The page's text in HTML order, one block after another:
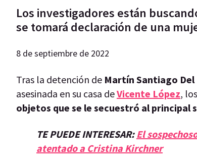
Los investigadores están
se tomará declaración de una
8 de septiembre de 2022
Tras la detención de Martín Santiago Del
asesinada en su casa deVicente López,
objetos que se le secuestró al principal
TE PUEDE INTERESAR: El
atentado a Cristina Kirchner